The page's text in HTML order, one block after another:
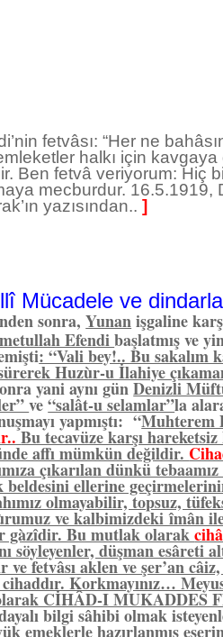
fetvâsı: “Her ne
halkı için kavgaya
Ben fetvâ veriyorum: Hiç
mecburdur. 16.5.1919,
yazısından..]
Mücadele ve
sonra,Yunanişgaline
Efendibaşlatmış ve
: “Vali bey!.. Bu sakalım
Huzùr-u İlahiye
yani aynı günDenizli
ve“salât-u selamlar”la
yapmıştı: “Muhterem
Bu tecavüze karşı
affı mümkün değildir.
çıkarılan dünkü
beldesini ellerine
olmayabilir, topsuz,
ve kalbimizdeki îmân
gàzîdir. Bu mutlak olarak
söyleyenler, düşman esâreti
fetvâsı aklen ve şer’an
Korkmayınız…
olarak CİHÂD-I MUKADDES
bilgi sâhibi olmak
emeklerle hazırlanmış